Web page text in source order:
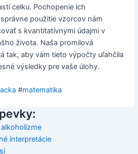
celku. Pochopenie ich
použitie vzorcov nám
s kvantitatívnymi údajmi v
života. Naša promilová
tak, aby vám tieto výpočty uľahčila
výsledky pre vaše úlohy.
#matematika
interpretácie